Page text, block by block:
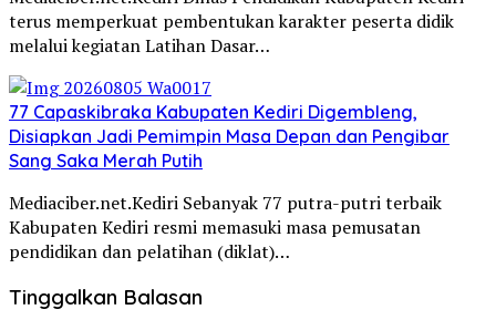
terus memperkuat pembentukan karakter peserta didik
melalui kegiatan Latihan Dasar…
77 Capaskibraka Kabupaten Kediri Digembleng,
Disiapkan Jadi Pemimpin Masa Depan dan Pengibar
Sang Saka Merah Putih
Mediaciber.net.Kediri Sebanyak 77 putra-putri terbaik
Kabupaten Kediri resmi memasuki masa pemusatan
pendidikan dan pelatihan (diklat)…
Tinggalkan Balasan